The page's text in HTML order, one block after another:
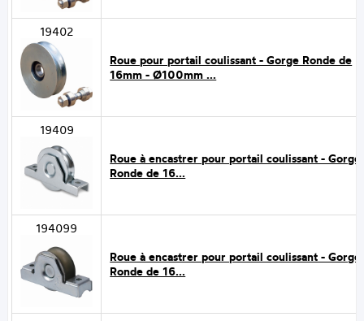
19402
Roue pour portail coulissant - Gorge Ronde de
16mm - Ø100mm ...
19409
Roue à encastrer pour portail coulissant - Gorge
Ronde de 16...
194099
Roue à encastrer pour portail coulissant - Gorge
Ronde de 16...